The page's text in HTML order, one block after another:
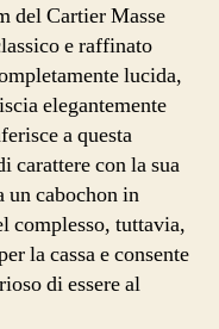
del Cartier Masse
e raffinato
lucida,
elegantemente
a questa
carattere con la sua
un cabochon in
complesso, tuttavia,
la cassa e consente
di essere al